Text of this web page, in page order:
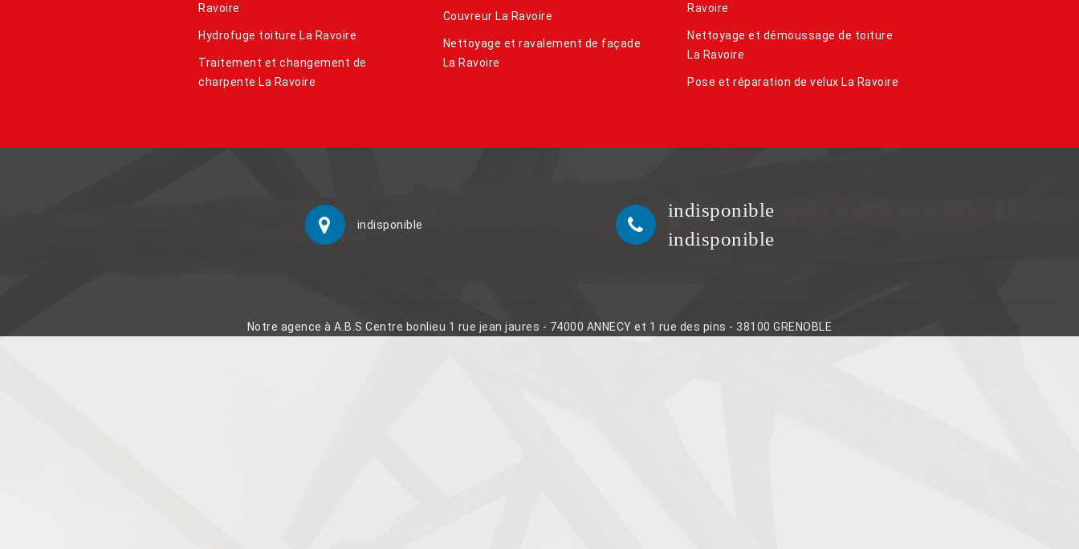
Ravoire
Hydrofuge toiture La Ravoire
Traitement et changement de
charpente La Ravoire
Couvreur La Ravoire
Nettoyage et ravalement de façade
La Ravoire
Ravoire
Nettoyage et démoussage de toiture
La Ravoire
Pose et réparation de velux La Ravoire
indisponible
indisponible
indisponible
Notre agence à A.B.S Centre bonlieu 1 rue jean jaures - 74000 ANNECY et 1 rue des pins - 38100 GRENOBLE